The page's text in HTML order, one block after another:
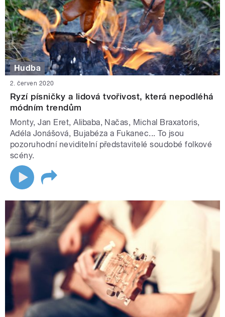
Hudba
2. červen 2020
Ryzí písničky a lidová tvořivost, která nepodléhá
módním trendům
Monty, Jan Eret, Alibaba, Načas, Michal Braxatoris,
Adéla Jonášová, Bujabéza a Fukanec... To jsou
pozoruhodní neviditelní představitelé soudobé folkové
scény.